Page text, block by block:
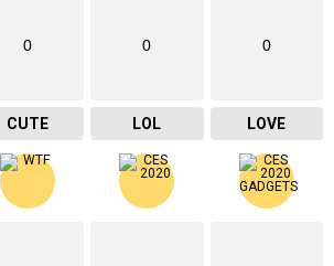
0
CUTE
0
LOL
0
LOVE